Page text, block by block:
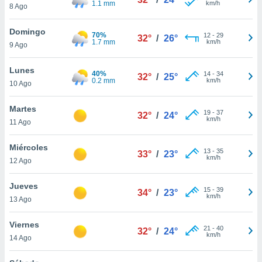
y
más
nuestra
y
de
disponible
cookies
8 Ago
1.1 mm
km/h
Domingo
9 Ago
70%
1.7 mm
32° / 26° 12- 29
km/h
Lunes
10 Ago
40%
0.2 mm
32° / 25° 14- 34
km/h
Martes
11 Ago
32° / 24° 19- 37
km/h
Miércoles
12 Ago
33° / 23° 13- 35
km/h
Jueves
13 Ago
34° / 23° 15- 39
km/h
Viernes
14 Ago
32° / 24° 21 - 40
km/h